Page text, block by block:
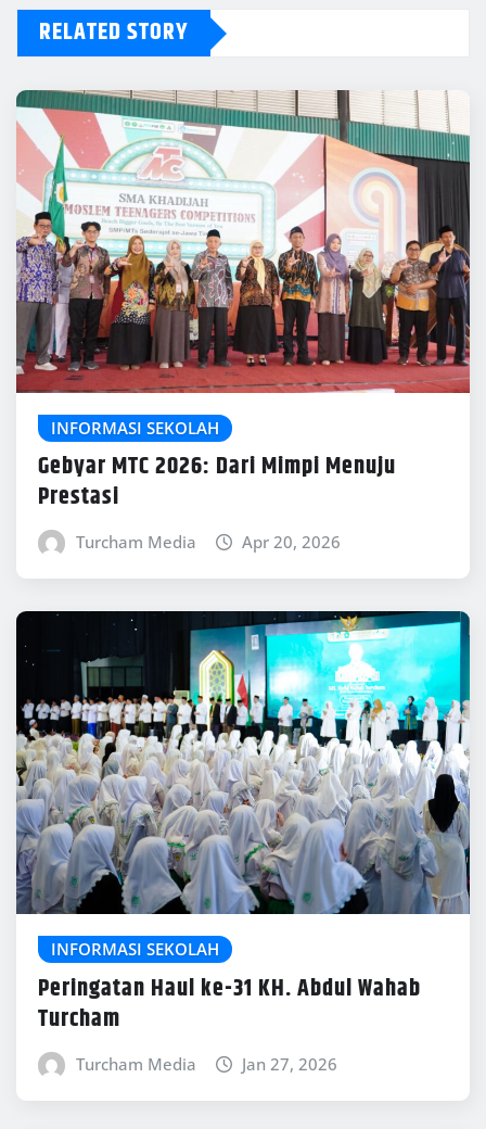
RELATED STORY
INFORMASI SEKOLAH
Gebyar MTC 2026: Dari Mimpi Menuju
Prestasi
Turcham Media Apr 20, 2026
INFORMASI SEKOLAH
Peringatan Haul ke-31 KH. Abdul Wahab
Turcham
Turcham Media Jan 27, 2026